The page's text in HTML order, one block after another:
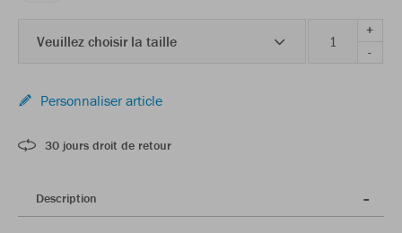
Veuillez choisir la taille
+
-
Personnaliser article
30 jours droit de retour
Description